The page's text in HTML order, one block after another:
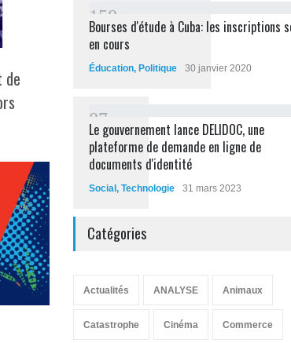
de
1 58
Bourses d'étude à Cuba: les inscriptions
en cours
Éducation, Politique 30 janvier 2020
87
Le gouvernement lance DELIDOC, une
plateforme de demande en ligne de
documents d'identité
Social , Technologie 31 mars 2023
Catégories
Actualités ANALYSE Animaux
Catastrophe Cinéma Commerce